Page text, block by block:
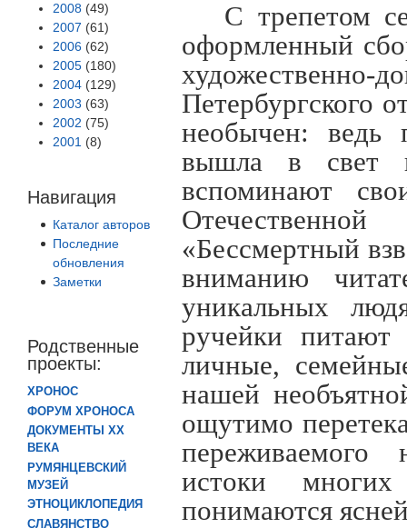
2008 (49)
2007 (61)
2006 (62)
2005 (180)
2004 (129)
2003 (63)
2002 (75)
2001 (8)
Навигация
Каталог авторов
Последние
обновления
Заметки
Родственные
проекты:
ХРОНОС
ФОРУМ ХРОНОСА
ДОКУМЕНТЫ XX
ВЕКА
РУМЯНЦЕВСКИЙ
МУЗЕЙ
ЭТНОЦИКЛОПЕДИЯ
СЛАВЯНСТВО
С трепетом
оформленный
Петербургского
необычен: ведь
вышла в свет
вспоминают
«Бессмертный
вниманию
уникальных
ручейки
личные,
нашей
ощутимо
переживаемого
истоки
понимаются